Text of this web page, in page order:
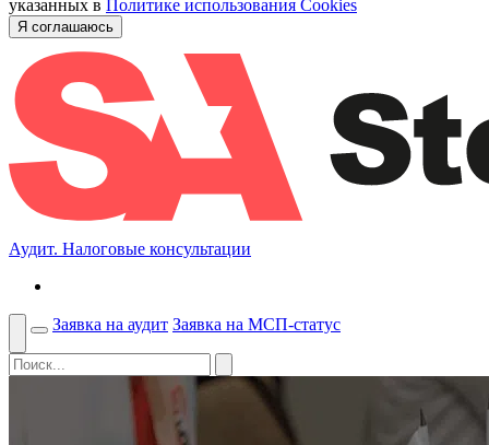
указанных в Политике использования Cookies
Я соглашаюсь
Аудит. Налоговые консультации
Заявка на аудит Заявка на МСП-статус